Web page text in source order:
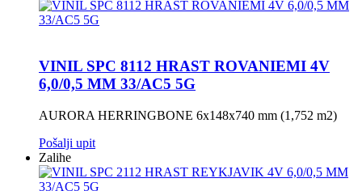
VINIL SPC 8112 HRAST ROVANIEMI 4V
6,0/0,5 MM 33/AC5 5G
AURORA HERRINGBONE 6x148x740 mm (1,752 m2)
Pošalji upit
Zalihe